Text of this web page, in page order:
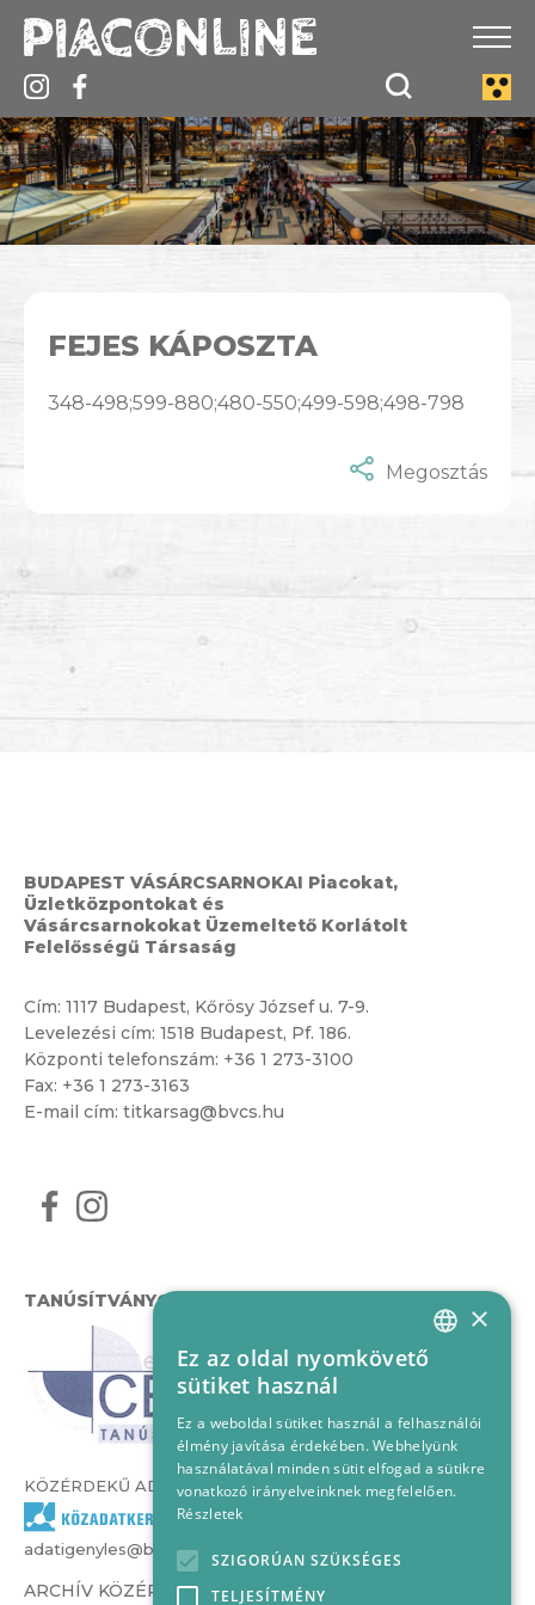
FEJES KÁPOSZTA
348-498;599-880;480-550;499-598;498-798
Megosztás
BUDAPEST VÁSÁRCSARNOKAI Piacokat,
Üzletközpontokat és
Vásárcsarnokokat Üzemeltető Korlátolt
Felelősségű Társaság
Cím: 1117 Budapest, Kőrösy József u. 7-9.
Levelezési cím: 1518 Budapest, Pf. 186.
Központi telefonszám: +36 1 273-3100
Fax: +36 1 273-3163
E-mail cím: titkarsag@bvcs.hu
TANÚSÍTVÁNYOK
KÖZÉRDEKŰ ADATOK
adatigenyles@bvcs.hu
ARCHÍV KÖZÉRDEKŰ ADATOK –
HUNGARIAN
×
Ez az oldal nyomkövető
sütiket használ
Ez a weboldal sütiket használ a felhasználói
élmény javítása érdekében. Webhelyünk
használatával minden sütit elfogad a sütikre
vonatkozó irányelveinknek megfelelően.
Részletek
SZIGORÚAN SZÜKSÉGES
TELJESÍTMÉNY